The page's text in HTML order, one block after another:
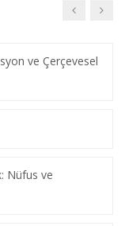
ve Çerçevesel
Nüfus ve